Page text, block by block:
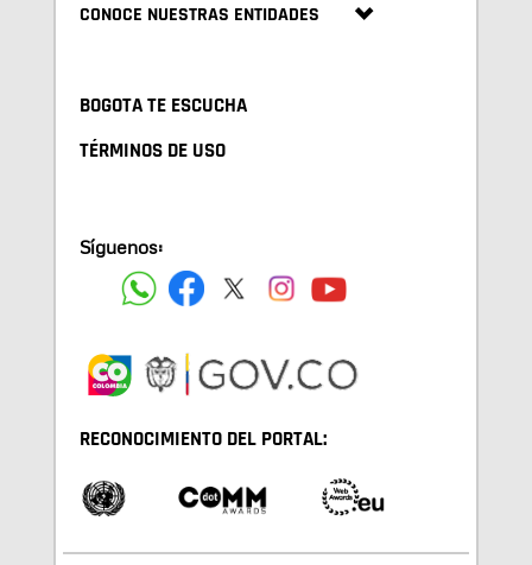
CONOCE NUESTRAS ENTIDADES
BOGOTA TE ESCUCHA
TÉRMINOS DE USO
Síguenos:
RECONOCIMIENTO DEL PORTAL: